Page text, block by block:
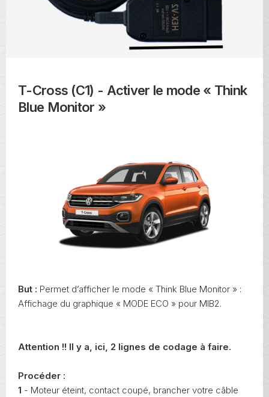
T-Cross (C1) - Activer le mode « Think
Blue Monitor »
But : Permet d’afficher le mode « Think Blue Monitor » :
Affichage du graphique « MODE ECO » pour MIB2.
Attention !! Il y a, ici, 2 lignes de codage à faire.
Procéder :
1 - Moteur éteint, contact coupé, brancher votre câble